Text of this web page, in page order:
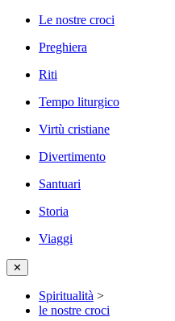
Le nostre croci
Preghiera
Riti
Tempo liturgico
Virtù cristiane
Divertimento
Santuari
Storia
Viaggi
✕
Spiritualità >
le nostre croci